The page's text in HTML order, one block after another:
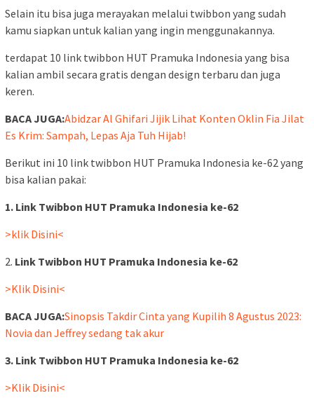
Selain itu bisa juga merayakan melalui twibbon yang sudah
kamu siapkan untuk kalian yang ingin menggunakannya.
terdapat 10 link twibbon HUT Pramuka Indonesia yang bisa
kalian ambil secara gratis dengan design terbaru dan juga
keren.
BACA JUGA:Abidzar Al Ghifari Jijik Lihat Konten Oklin Fia Jilat
Es Krim: Sampah, Lepas Aja Tuh Hijab!
Berikut ini 10 link twibbon HUT Pramuka Indonesia ke-62 yang
bisa kalian pakai:
1. Link Twibbon HUT Pramuka Indonesia ke-62
>klik Disini<
2. Link Twibbon HUT Pramuka Indonesia ke-62
>Klik Disini<
BACA JUGA:Sinopsis Takdir Cinta yang Kupilih 8 Agustus 2023:
Novia dan Jeffrey sedang tak akur
3. Link Twibbon HUT Pramuka Indonesia ke-62
>Klik Disini<